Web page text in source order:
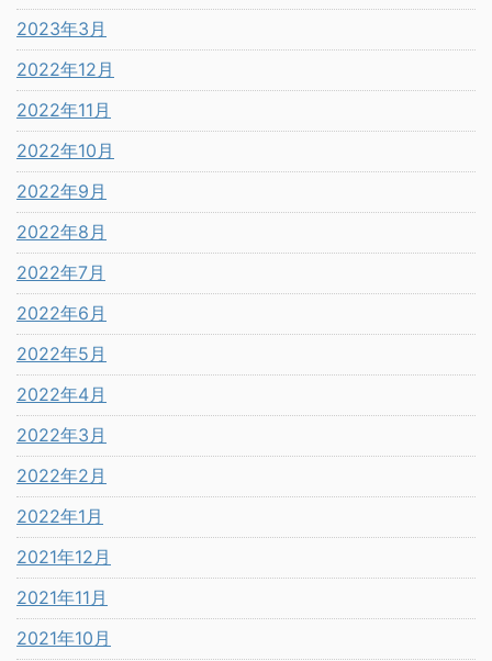
2023年3月
2022年12月
2022年11月
2022年10月
2022年9月
2022年8月
2022年7月
2022年6月
2022年5月
2022年4月
2022年3月
2022年2月
2022年1月
2021年12月
2021年11月
2021年10月